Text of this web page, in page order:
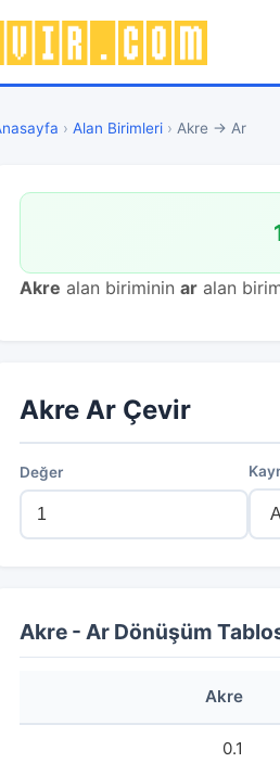
› Alan Birimleri › Akre → Ar
Akre alan biriminin ar alan
Akre Ar Çevir
Değer
Akre - Ar Dönüşüm
Akre
0.1